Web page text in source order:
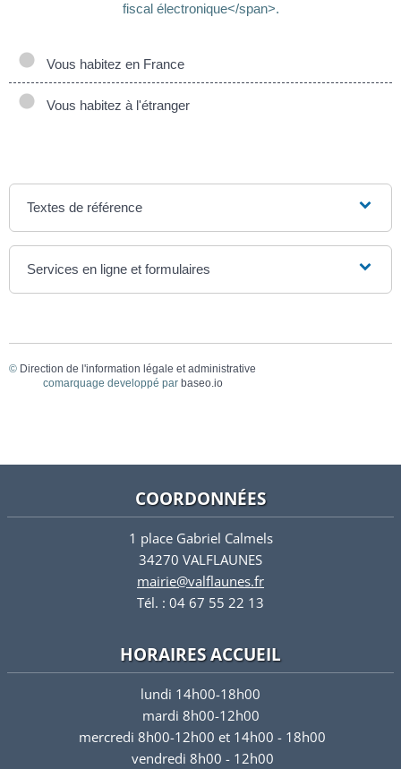
fiscal électronique</span>.
Vous habitez en France
Vous habitez à l'étranger
Textes de référence
Services en ligne et formulaires
© Direction de l'information légale et administrative
comarquage developpé par baseo.io
COORDONNÉES
1 place Gabriel Calmels
34270 VALFLAUNES
mairie@valflaunes.fr
Tél. : 04 67 55 22 13
HORAIRES ACCUEIL
lundi 14h00-18h00
mardi 8h00-12h00
mercredi 8h00-12h00 et 14h00 - 18h00
vendredi 8h00 - 12h00